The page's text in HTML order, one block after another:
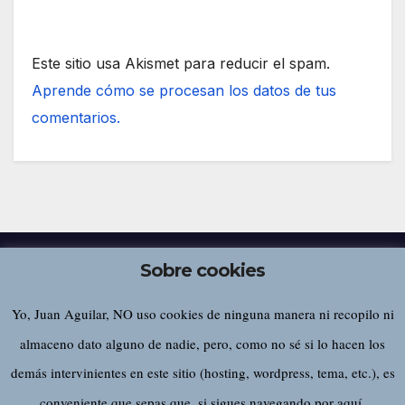
Este sitio usa Akismet para reducir el spam.
Aprende cómo se procesan los datos de tus
comentarios.
Juan Aguilar
Sobre cookies
Yo, Juan Aguilar, NO uso cookies de ninguna manera ni recopilo ni
almaceno dato alguno de nadie, pero, como no sé si lo hacen los
demás intervinientes en este sitio (hosting, wordpress, tema, etc.), es